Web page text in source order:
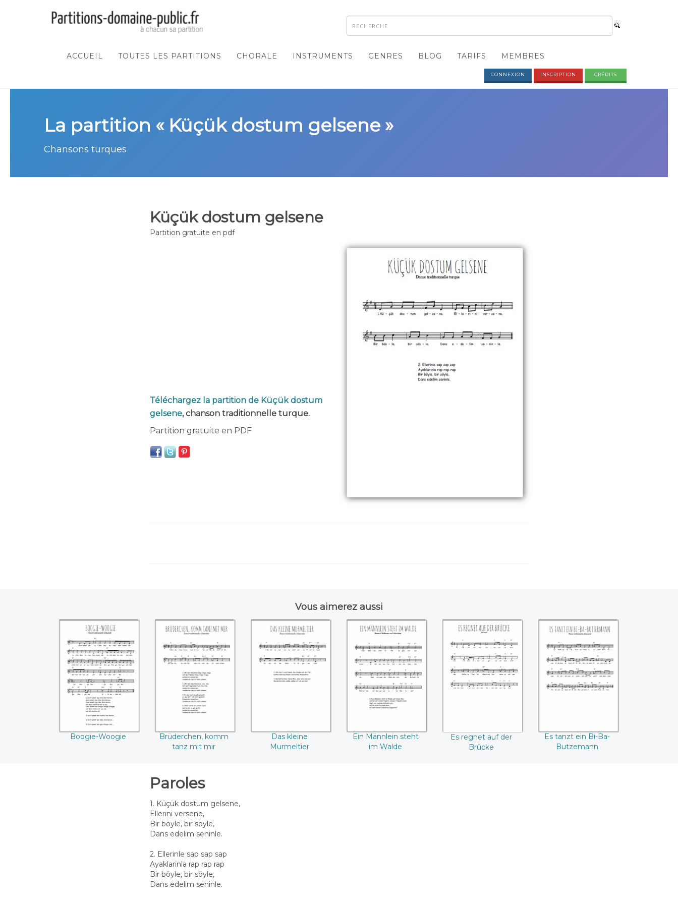
ACCUEIL TOUTES LES PARTITIONS CHORALE INSTRUMENTS GENRES BLOG TARIFS MEMBRES
CONNEXION INSCRIPTION CRÉDITS
La partition « Küçük dostum gelsene »
Chansons turques
Küçük dostum gelsene
Partition gratuite en pdf
Téléchargez la partition de Küçük dostum
gelsene, chanson traditionnelle turque.
Partition gratuite en PDF
Vous aimerez aussi
Boogie-Woogie
Boogie-Woogie
Brüderchen,
Brüderchen, komm
tanz mit mir
Das kleine
Murmeltier
Das kleine
Murmeltier
Ein Männlein steht
im Walde
Ein Männlein steht
im Walde
Es regnet auf der
Brücke
Es regnet auf der
Brücke
Es tanzt ein Bi-Ba-
Butzemann
Es tanzt ein Bi-Ba-
Butzemann
Paroles
1. Küçük dostum gelsene,
Ellerini versene,
Bir böyle, bir söyle,
Dans edelim seninle.
2. Ellerinle sap sap sap
Ayaklarinla rap rap rap
Bir böyle, bir söyle,
Dans edelim seninle.